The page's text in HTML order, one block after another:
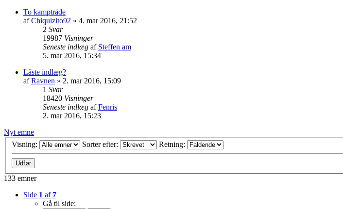
To kamptråde
afChiquizito92 » 4. mar 2016, 21:52
2 Svar
19987 Visninger
Seneste indlæg af Steffen am
5. mar 2016, 15:34
Låste indlæg?
afRavnen » 2. mar 2016, 15:09
1 Svar
18420 Visninger
Seneste indlæg afFenris
2. mar 2016, 15:23
Nyt emne
Visning:
Sorter efter: Retning:
133 emner
Side 1 af 7
Gå til side: